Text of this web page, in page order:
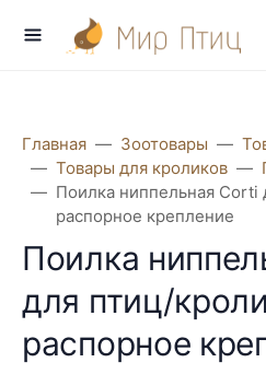
Главная Зоотовары
Товары для кроликов
Поилка ниппельная Corti
распорное крепление
Поилка
для птиц/
распорное